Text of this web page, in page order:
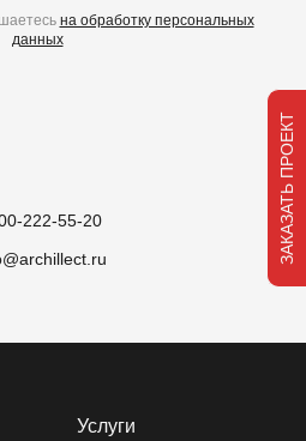
222-55-20
на обработку персональных
данных
Услуги
ЗАКАЗАТЬ ПРОЕКТ